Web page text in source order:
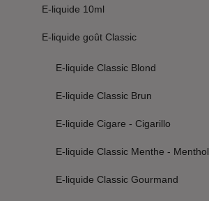
E-liquide 10ml
E-liquide goût Classic
E-liquide Classic Blond
E-liquide Classic Brun
E-liquide Cigare - Cigarillo
E-liquide Classic Menthe - Menthol
E-liquide Classic Gourmand